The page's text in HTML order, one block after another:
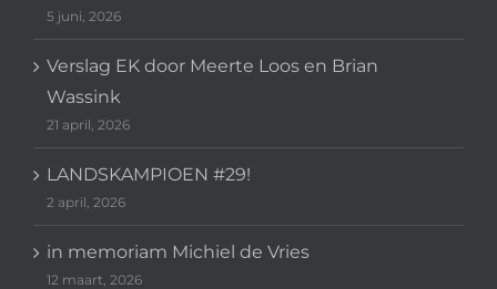
5 juni, 2026
Verslag EK door Meerte Loos en Brian
Wassink
21 april, 2026
LANDSKAMPIOEN #29!
2 april, 2026
in memoriam Michiel de Vries
12 maart, 2026